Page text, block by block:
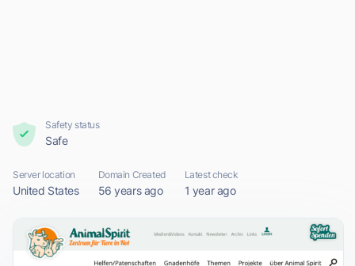
Safety status
Safe
Server location
United States
Domain Created
56 years ago
Latest check
1 year ago